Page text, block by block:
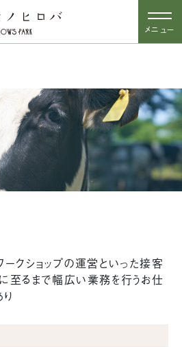
メニュー
クショップの運営といった接客
至るまで幅広い業務を行うお仕